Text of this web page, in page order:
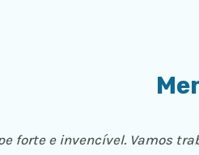
forte e invencível. Vamos